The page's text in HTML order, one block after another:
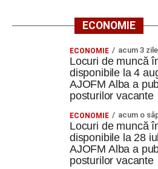
ECONOMIE
ECONOMIE acum 3 zile
Locuri de muncă
disponibile la 4
AJOFM Alba a
posturilor vacante
ECONOMIE acum o
Locuri de muncă
disponibile la 28
AJOFM Alba a
posturilor vacante